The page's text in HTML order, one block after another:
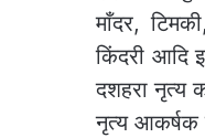
माँदर,
किंदरी आदि
दशहरा नृत्य
नृत्य आकर्षक